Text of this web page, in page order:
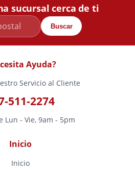
sucursal cerca de ti
Buscar
Ayuda?
Servicio al Cliente
511-2274
Lun - Vie, 9am - 5pm
Inicio
Inicio